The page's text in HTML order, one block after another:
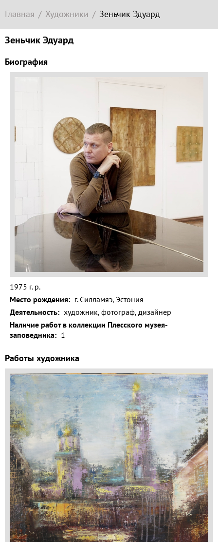
Главная Художники Зеньчик Эдуард
Зеньчик Эдуард
Биография
1975 г. р.
Место рождения: г. Силламяэ, Эстония
Деятельность: художник, фотограф, дизайнер
Наличие работ в коллекции Плесского музея-
заповедника: 1
Работы художника
зарубежное
Левитана
Заречье
Набережная
Торговая
площадь
Верхний
Плёс
Волга и
левый берег
Время
года на
картине
Весна
Лето
Коллекция
музея
Музей
1
Применить
Сбросить